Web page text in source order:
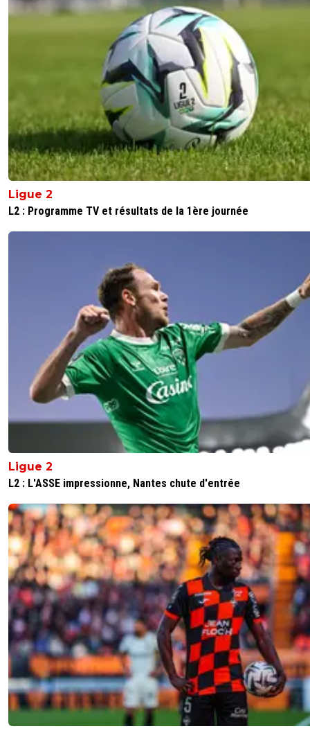
Ligue 2
L2 : Programme TV et résultats de la 1ère journée
Ligue 2
L2 : L'ASSE impressionne, Nantes chute d'entrée